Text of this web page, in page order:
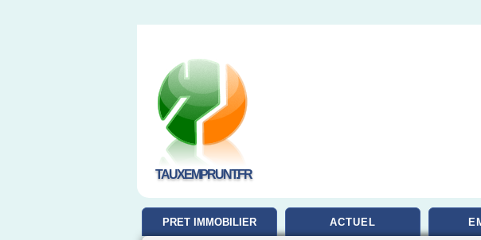
TAUXEMPRUNT.FR
PRET IMMOBILIER ACTUEL